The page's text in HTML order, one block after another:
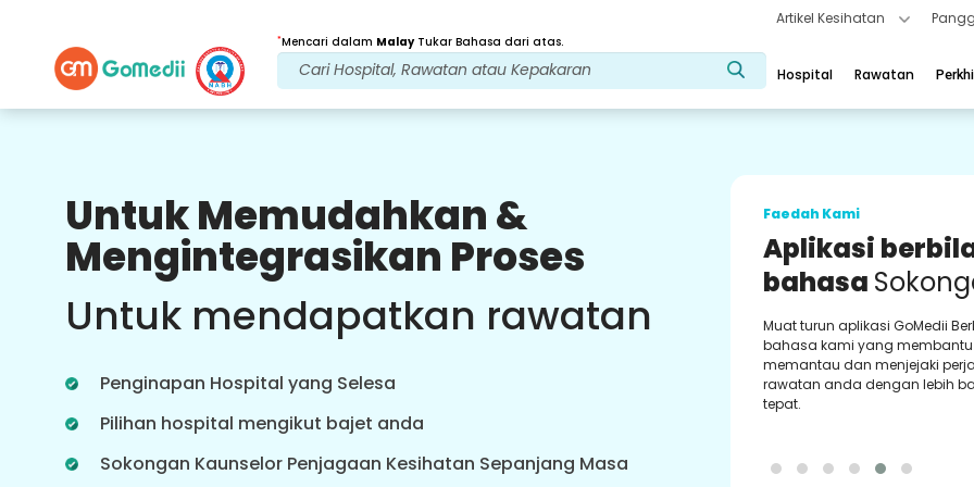
Artikel Kesihatan
*Mencari dalam MalayTukar Bahasa dari atas.
Hospital Rawatan
Untuk Memudahkan &
Mengintegrasikan Proses
Untuk mendapatkan rawatan
Penginapan Hospital yang Selesa
Pilihan hospital mengikut bajet anda
Sokongan Kaunselor Penjagaan Kesihatan Sepanjang Masa
Faedah Kami
Video Dalam
TalianPerundingan
Perundingan dalam talian dengan
dalam masa nyata untuk
yang lebih baik.
Faedah Kami
Aplikasi
bahasa
Muat turun aplikasi GoMedii
bahasa kami yang
memantau dan menjejaki
rawatan anda dengan lebih
tepat.